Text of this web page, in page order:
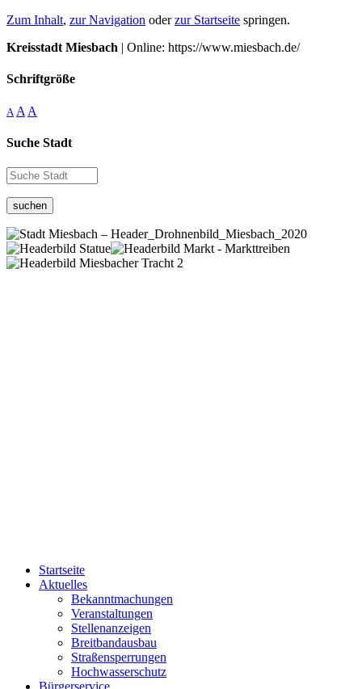
Zum Inhalt, zur Navigation oderzur Startseite springen.
Kreisstadt Miesbach | Online: https://www.miesbach.de/
Schriftgröße
A A A
Suche Stadt
suchen
Startseite
Aktuelles
Bekanntmachungen
Veranstaltungen
Stellenanzeigen
Breitbandausbau
Straßensperrungen
Hochwasserschutz
Bürgerservice